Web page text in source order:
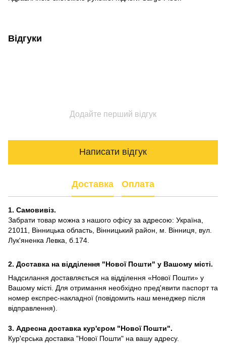
Відгуки
Додайте перший відгук
Написати відгук
Доставка Оплата
1. Самовивіз.
Забрати товар можна з нашого офісу за адресою: Україна,
21011, Вінницька область, Вінницький район, м. Вінниця, вул.
Лук'яненка Левка, б.174.
2. Доставка на відділення "Нової Пошти" у Вашому місті.
Надсилання доставляється на відділення «Нової Пошти» у
Вашому місті. Для отримання необхідно пред'явити паспорт та
номер експрес-накладної (повідомить наш менеджер після
відправлення).
3. Адресна доставка кур'єром "Нової Пошти".
Кур'єрська доставка "Нової Пошти" на вашу адресу.